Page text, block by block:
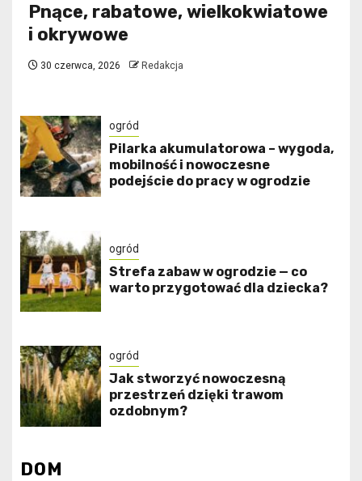
Pnące, rabatowe, wielkokwiatowe
i okrywowe
30 czerwca, 2026 Redakcja
ogród
Pilarka akumulatorowa – wygoda,
mobilność i nowoczesne
podejście do pracy w ogrodzie
ogród
Strefa zabaw w ogrodzie — co
warto przygotować dla dziecka?
ogród
Jak stworzyć nowoczesną
przestrzeń dzięki trawom
ozdobnym?
DOM